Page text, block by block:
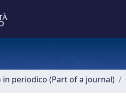
periodico (Part of a journal)